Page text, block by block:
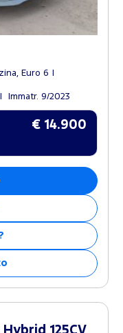
Euro 6
Immatr. 9/2023
€ 14.900
125CV